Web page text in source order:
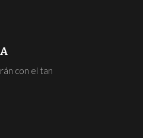
con el tan